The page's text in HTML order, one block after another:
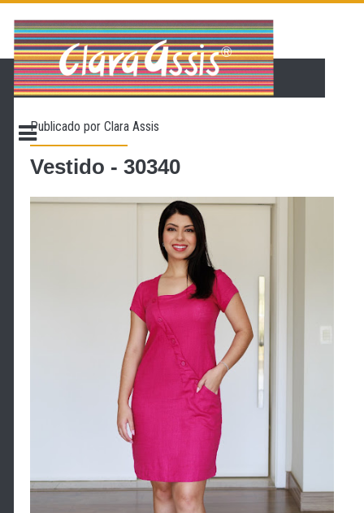
PÁGINA INICIAL
LOJA VIRTUAL
CONTATO
PROMOÇÃO
Publicado porClara Assis
Vestido - 30340